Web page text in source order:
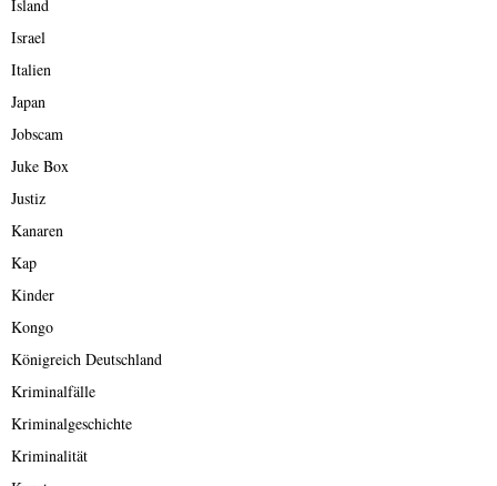
Island
Israel
Italien
Japan
Jobscam
Juke Box
Justiz
Kanaren
Kap
Kinder
Kongo
Königreich Deutschland
Kriminalfälle
Kriminalgeschichte
Kriminalität